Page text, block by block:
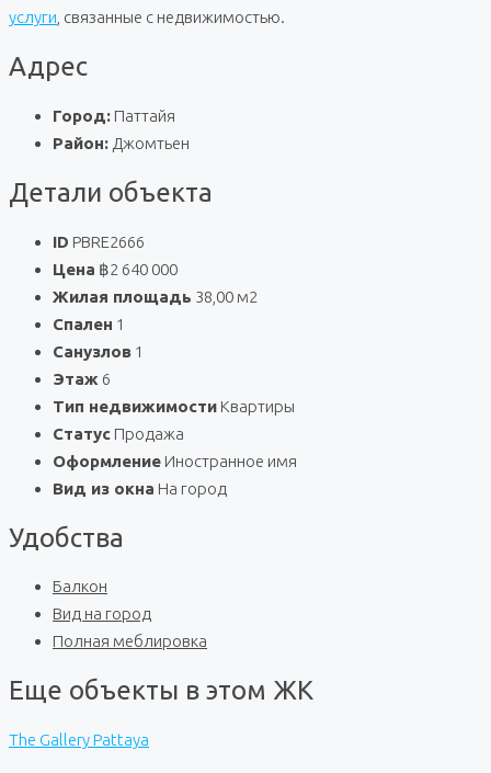
услуги , связанные с недвижимостью.
Адрес
Город: Паттайя
Район: Джомтьен
Детали объекта
ID PBRE2666
Цена ฿2 640 000
Жилая площадь 38,00 м2
Спален 1
Санузлов 1
Этаж 6
Тип недвижимости Квартиры
Статус Продажа
Оформление Иностранное имя
Вид из окна На город
Удобства
Балкон
Вид на город
Полная меблировка
Еще объекты в этом ЖК
The Gallery Pattaya